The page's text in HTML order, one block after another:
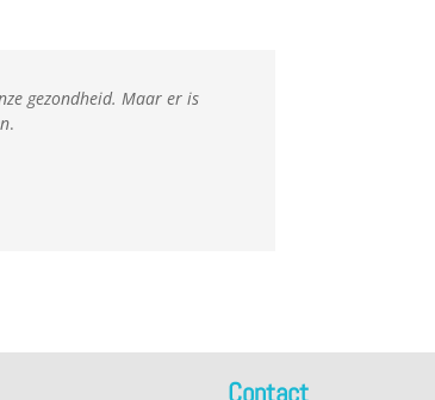
gezondheid. Maar er is
.
Contact